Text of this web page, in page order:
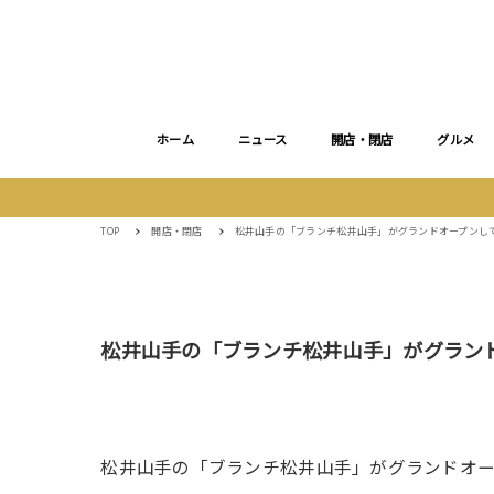
ホーム ニュース 開店・閉店 グルメ
TOP 開店・閉店 松井山手の「ブランチ松井山手」がグランドオープンし
松井山手の「ブランチ松井山手」がグラ
松井山手の「ブランチ松井山手」がグランドオ